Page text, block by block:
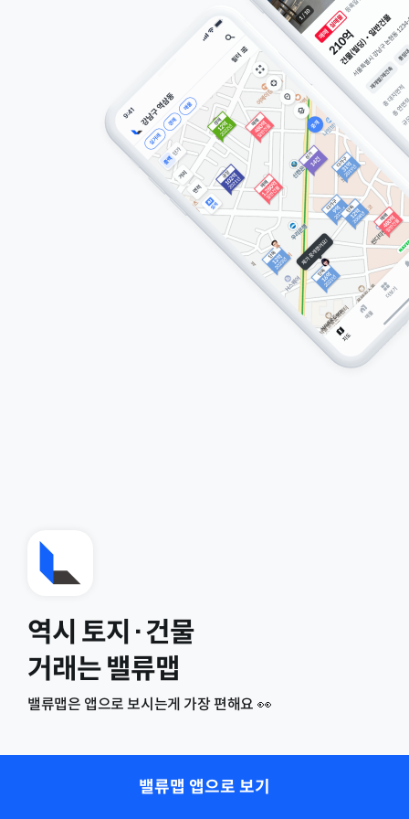
역시 토지·건물
거래는 밸류맵
밸류맵은 앱으로 보시는게 가장 편해요 👀
밸류맵 앱으로 보기